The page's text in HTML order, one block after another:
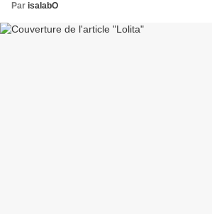
Par isalabO